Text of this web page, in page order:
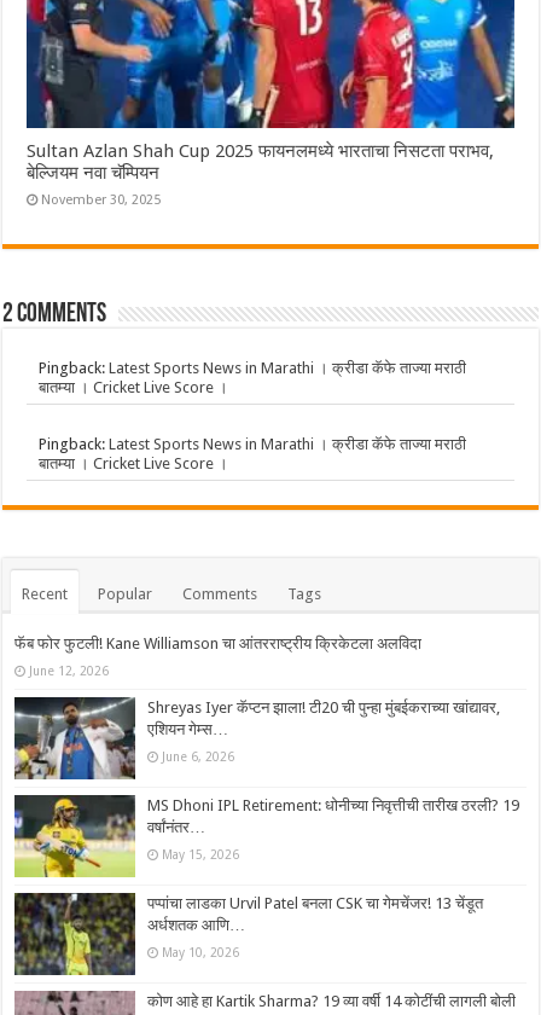
Sultan Azlan Shah Cup 2025 फायनलमध्ये भारताचा निसटता पराभव,
बेल्जियम नवा चॅम्पियन
November 30, 2025
2 comments
Pingback:Latest Sports News in Marathi । क्रीडा कॅफे ताज्या मराठी
बातम्या । Cricket Live Score ।
Pingback:Latest Sports News in Marathi । क्रीडा कॅफे ताज्या मराठी
बातम्या । Cricket Live Score ।
Recent Popular Comments Tags
फॅब फोर फुटली! Kane Williamson चा आंतरराष्ट्रीय क्रिकेटला अलविदा
June 12, 2026
Shreyas Iyer कॅप्टन झाला! टी20 ची पुन्हा मुंबईकराच्या खांद्यावर,
एशियन गेम्स…
June 6, 2026
MS Dhoni IPL Retirement: धोनीच्या निवृत्तीची तारीख ठरली? 19
वर्षांनंतर…
May 15, 2026
पप्पांचा लाडका Urvil Patel बनला CSK चा गेमचेंजर! 13 चेंडूत
अर्धशतक आणि…
May 10, 2026
कोण आहे हा Kartik Sharma? 19 व्या वर्षी 14 कोटींची लागली बोली